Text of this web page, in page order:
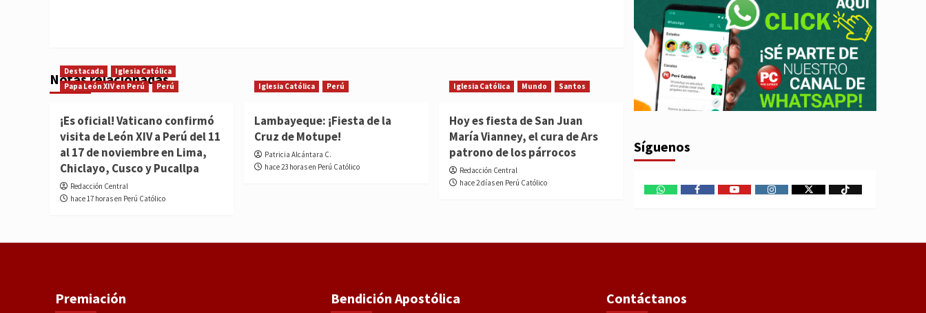
Notas relacionadas
Destacada
Iglesia Católica
Papa León XIV en Perú
Perú
¡Es oficial! Vaticano confirmó
visita de León XIV a Perú del 11
al 17 de noviembre en Lima,
Chiclayo, Cusco y Pucallpa
Redacción Central
hace 17 horas en Perú Católico
Iglesia Católica Perú
Lambayeque: ¡Fiesta de la
Cruz de Motupe!
Patricia Alcántara C.
hace 23 horas en Perú Católico
Iglesia Católica Mundo Santos
Hoy es fiesta de San Juan
María Vianney, el cura de Ars
patrono de los párrocos
Redacción Central
hace 2 días en Perú Católico
Síguenos
WhatsAppFacebookYoutubeInstagram
X TikTok
Premiación Bendición Apostólica Contáctanos